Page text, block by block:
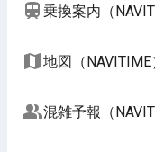
乗換案内（
地図（NAVITIME
混雑予報（